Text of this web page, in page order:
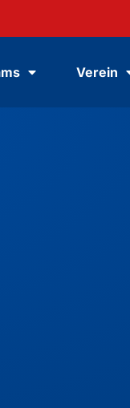
Verein